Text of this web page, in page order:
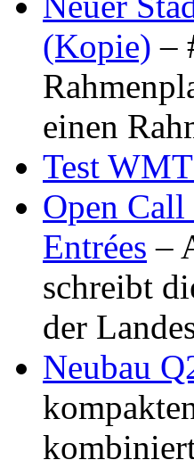
(Kopie) –
einen
Test
Open
Entrées –
schreibt
der
Neubau